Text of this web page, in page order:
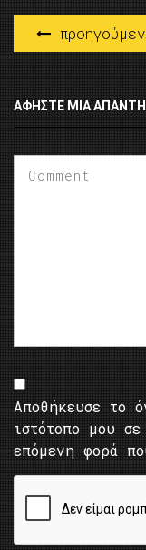
ΑΦΉΣΤΕ ΜΙΑ
Αποθήκευσε το
ιστότοπο μου
επόμενη φορά